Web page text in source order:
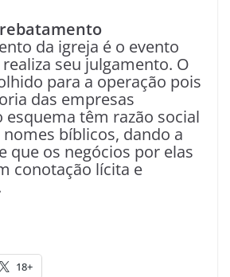
da igreja é o evento
seu julgamento. O
para a operação pois
das empresas
esquema têm razão social
bíblicos, dando a
que os negócios por elas
conotação lícita e
18+